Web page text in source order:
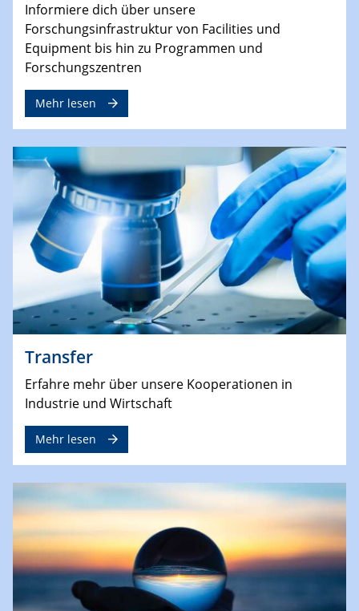
Informiere dich über unsere
Forschungsinfrastruktur von Facilities und
Equipment bis hin zu Programmen und
Forschungszentren
Mehr lesen
Transfer
Erfahre mehr über unsere Kooperationen in
Industrie und Wirtschaft
Mehr lesen